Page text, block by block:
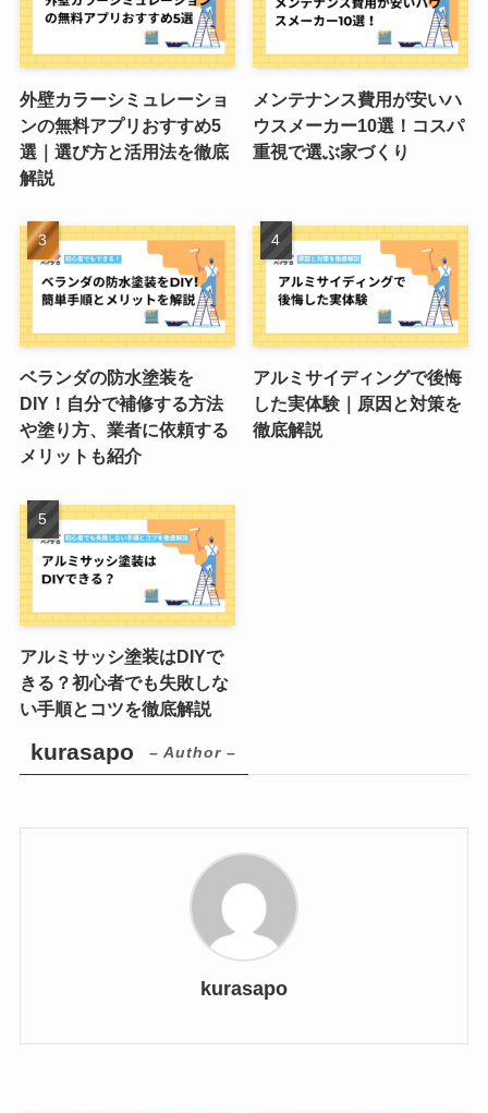
kurasapo – Author –
kurasapo
外壁カラーシミュレーショ
ンの無料アプリおすすめ5
選｜選び方と活用法を徹底
解説
メンテナンス費用が安いハ
ウスメーカー10選！コスパ
重視で選ぶ家づくり
ベランダの防水塗装を
DIY！自分で補修する方法
や塗り方、業者に依頼する
メリットも紹介
アルミサイディングで後悔
した実体験｜原因と対策を
徹底解説
アルミサッシ塗装はDIYで
きる？初心者でも失敗しな
い手順とコツを徹底解説